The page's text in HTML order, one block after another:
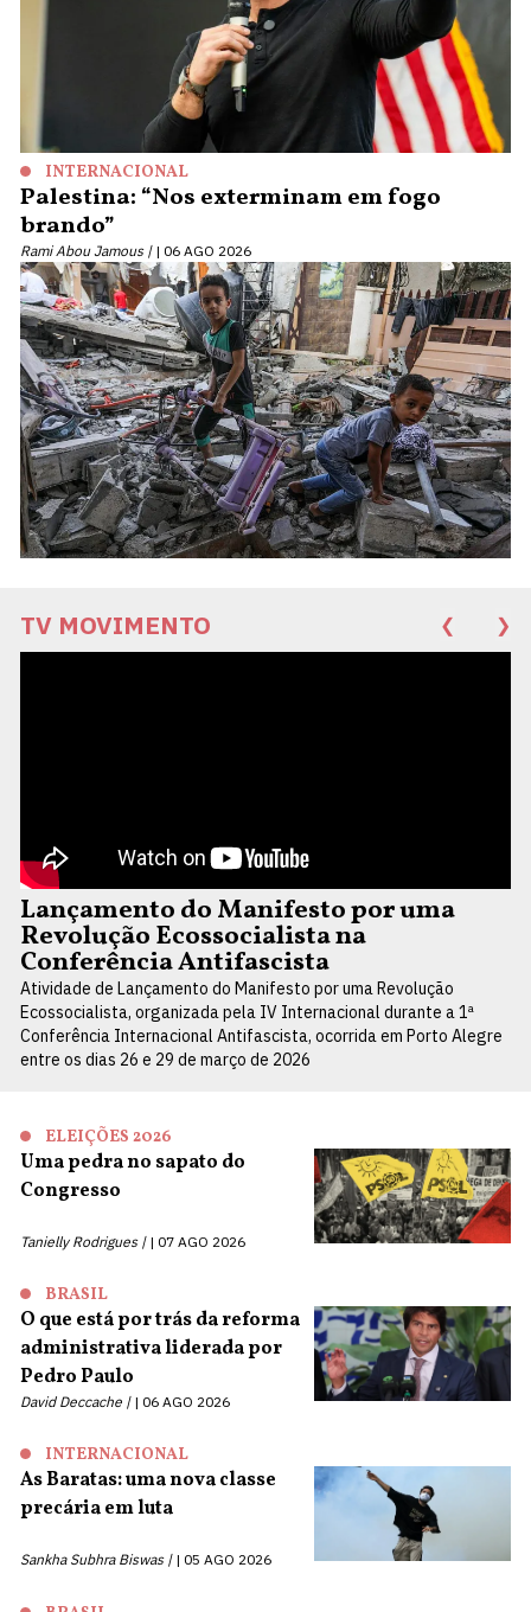
INTERNACIONAL
Palestina: “Nos exterminam em fogo
brando”
Rami Abou Jamous | 06 AGO 2026
TV MOVIMENTO ❮ ❯
Lançamento do Manifesto por uma
Revolução Ecossocialista na
Conferência Antifascista
Atividade de Lançamento do Manifesto por uma Revolução
Ecossocialista, organizada pela IV Internacional durante a 1ª
Conferência Internacional Antifascista, ocorrida em Porto Alegre
entre os dias 26 e 29 de março de 2026
ELEIÇÕES 2026
Uma pedra no sapato do
Congresso
Tanielly Rodrigues | 07 AGO 2026
BRASIL
O que está por trás da reforma
administrativa liderada por
Pedro Paulo
David Deccache | 06 AGO 2026
INTERNACIONAL
As Baratas: uma nova classe
precária em luta
Sankha Subhra Biswas | 05 AGO 2026